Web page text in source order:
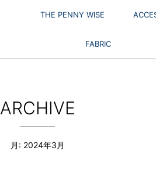
THE PENNY WISE
FABRIC
ARCHIVE
月: 2024年3月